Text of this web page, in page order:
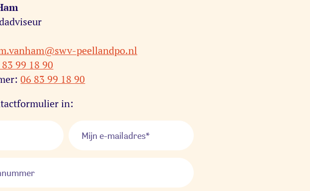
peellandpo.nl
99 18 90
06 83 99 18 90
in: